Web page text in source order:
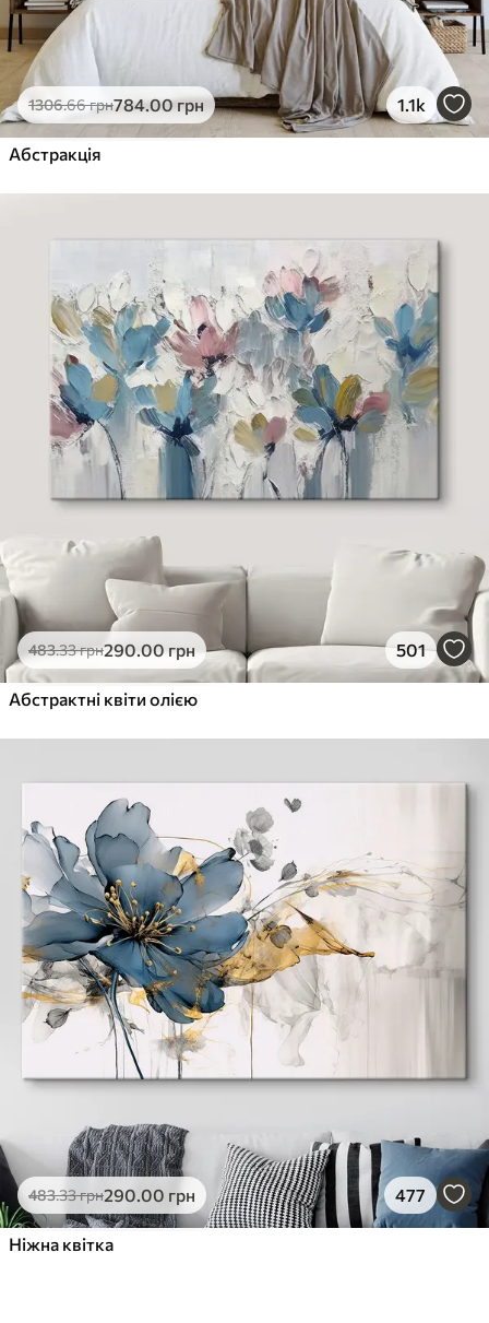
1306.66грн784.00грн 1.1k
Абстракція
483.33грн290.00грн 501
Абстрактні квіти олією
483.33грн290.00 грн 477
Ніжна квітка